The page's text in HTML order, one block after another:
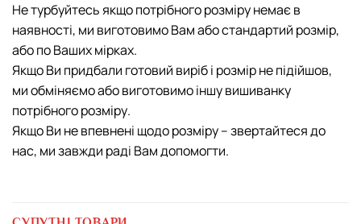
Не турбуйтесь якщо потрібного розміру немає в
наявності, ми виготовимо Вам або стандартий розмір,
або по Ваших мірках.
Якщо Ви придбали готовий виріб і розмір не підійшов,
ми обміняємо або виготовимо іншу вишиванку
потрібного розміру.
Якщо Ви не впевнені щодо розміру – звертайтеся до
нас, ми завжди раді Вам допомогти.